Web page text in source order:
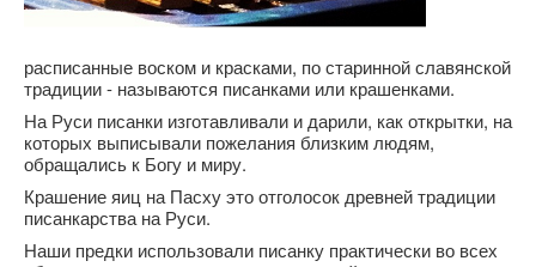
расписанные воском и красками, по старинной славянской
традиции - называются писанками или крашенками.
На Руси писанки изготавливали и дарили, как открытки, на
которых выписывали пожелания близким людям,
обращались к Богу и миру.
Крашение яиц на Пасху это отголосок древней традиции
писанкарства на Руси.
Наши предки использовали писанку практически во всех